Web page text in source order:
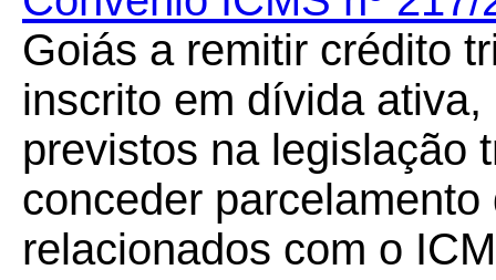
Goiás a remitir crédito
inscrito em dívida
previstos na legislação
conceder
relacionados com o